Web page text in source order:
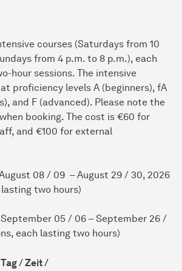
courses (Saturdays from 10
from 4 p.m. to 8 p.m.), each
hour sessions. The intensive
proficiency levels A (beginners), fA
and F (advanced). Please note the
booking. The cost is €60 for
and €100 for external
08 / 09 – August 29 / 30, 2026
two hours)
September 05 / 06 – September 26 /
each lasting two hours)
Tag / Zeit /